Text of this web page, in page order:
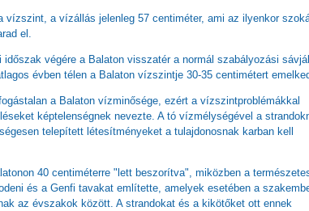
vízszint, a vízállás jelenleg 57 centiméter, ami az ilyenkor
el.
végére a Balaton visszatér a normál szabályozási
évben télen a Balaton vízszintje 30-35 centimétert
a Balaton vízminősége, ezért a vízszintproblémákkal
képtelenségnek nevezte. A tó vízmélységével a
telepített létesítményeket a tulajdonosnak karban kell
40 centiméterre "lett beszorítva", miközben a
és a Genfi tavakat említette, amelyek esetében a
az évszakok között. A strandokat és a kikötőket ott ennek